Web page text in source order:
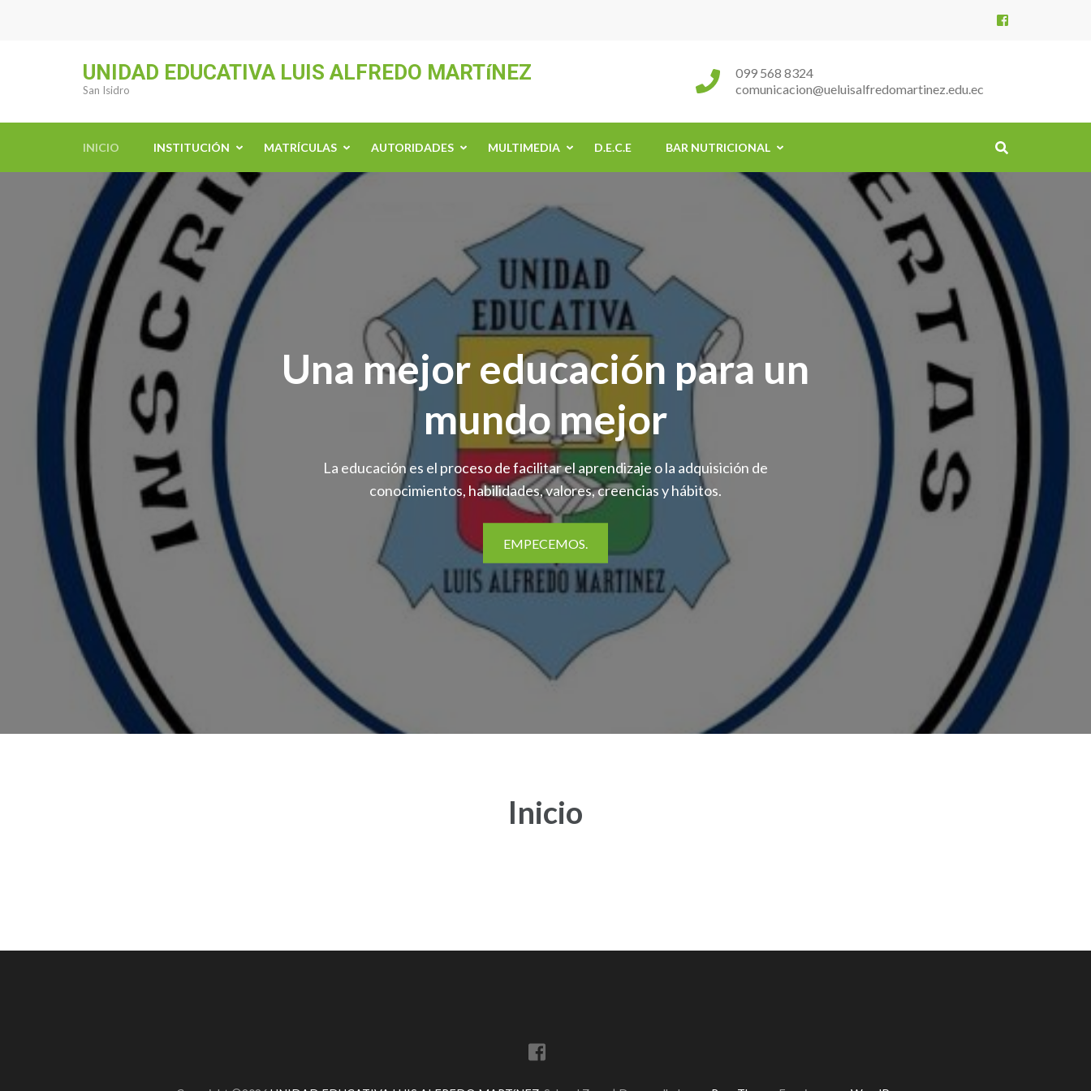
tecla
UNIDAD EDUCATIVA LUIS ALFREDO MARTíNEZ
San Isidro
099 568 8324
comunicacion@ueluisalfredomartinez.edu.ec
INICIO INSTITUCIÓN MATRÍCULAS AUTORIDADES MULTIMEDIA D.E.C.E BAR NUTRICIONAL
Una mejor educación para un
mundo mejor
La educación es el proceso de facilitar el aprendizaje o la adquisición de
conocimientos, habilidades, valores, creencias y hábitos.
EMPECEMOS.
Inicio